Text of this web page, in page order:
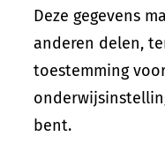
Deze gegevens
anderen delen,
toestemming
bent.